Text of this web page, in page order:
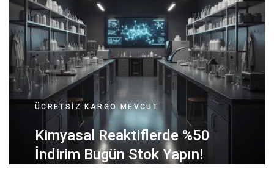
ÜCRETSIZ KARGO MEVCUT
Kimyasal Reaktiflerde %50
İndirim Bugün Stok Yapın!